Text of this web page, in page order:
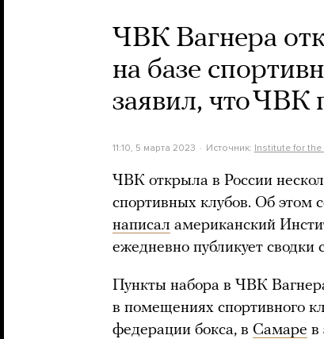
ЧВК Вагнера
на базе
заявил, что ЧВК
11:10, 5 марта 2023 Источник: Institute for the
ЧВК открыла в России
спортивных клубов. Об этом
написал американский
ежедневно публикует сводки
Пункты набора в ЧВК
в помещениях спортивного
федерации бокса, в Самаре в